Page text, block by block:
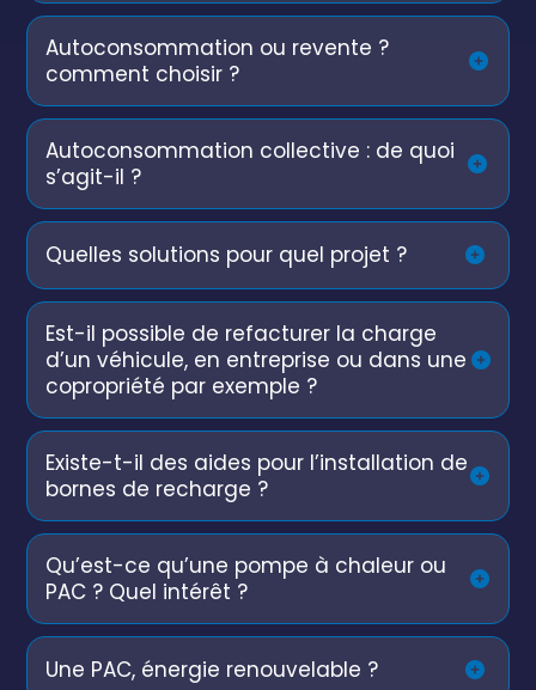
Autoconsommation ou revente ?
comment choisir ?
Autoconsommation collective : de quoi
s’agit-il ?
Quelles solutions pour quel projet ?
Est-il possible de refacturer la charge
d’un véhicule, en entreprise ou dans une
copropriété par exemple ?
Existe-t-il des aides pour l’installation de
bornes de recharge ?
Qu’est-ce qu’une pompe à chaleur ou
PAC ? Quel intérêt ?
Une PAC, énergie renouvelable ?